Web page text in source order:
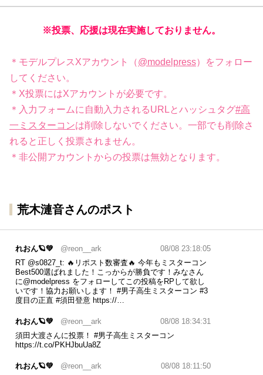
※投票、応援は現在実施しておりません。
＊モデルプレスXアカウント（@modelpress）をフォロー
してください。
＊X投票にはXアカウントが必要です。
＊入力フォームに自動入力されるURLとハッシュタグ#高
一ミスターコンは削除しないでください。一部でも削除さ
れると正しく投票されません。
＊非公開アカウントからの投票は無効となります。
荒木漣音さんのポスト
れおん🪐💚 @reon__ark
08/08 23:18:05
RT @s0827_t: 🔥リポスト数審査🔥 今年もミスターコン
Best500選ばれました！こっからが勝負です！みなさん
に@modelpress をフォローしてこの投稿をRPして欲し
いです！協力お願いします！ #男子高生ミスターコン #3
度目の正直 #須田登意 https://…
れおん🪐💚 @reon__ark
08/08 18:34:31
須田大渡さんに投票！ #男子高生ミスターコン
https://t.co/PKHJbuUa8Z
れおん🪐💚 @reon__ark
08/08 18:11:50